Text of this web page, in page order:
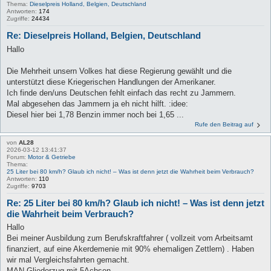
Thema: Dieselpreis Holland, Belgien, Deutschland
Antworten: 174
Zugriffe: 24434
Re: Dieselpreis Holland, Belgien, Deutschland
Hallo
Die Mehrheit unsern Volkes hat diese Regierung gewählt und die
unterstützt diese Kriegerischen Handlungen der Amerikaner.
Ich finde den/uns Deutschen fehlt einfach das recht zu Jammern.
Mal abgesehen das Jammern ja eh nicht hilft. :idee:
Diesel hier bei 1,78 Benzin immer noch bei 1,65 ...
Rufe den Beitrag auf
von AL28
2026-03-12 13:41:37
Forum: Motor & Getriebe
Thema:
25 Liter bei 80 km/h? Glaub ich nicht! – Was ist denn jetzt die Wahrheit beim Verbrauch?
Antworten: 110
Zugriffe: 9703
Re: 25 Liter bei 80 km/h? Glaub ich nicht! – Was ist denn jetzt
die Wahrheit beim Verbrauch?
Hallo
Bei meiner Ausbildung zum Berufskraftfahrer ( vollzeit vom Arbeitsamt
finanziert, auf eine Akerdemenie mit 90% ehemaligen Zettlern) . Haben
wir mal Vergleichsfahrten gemacht.